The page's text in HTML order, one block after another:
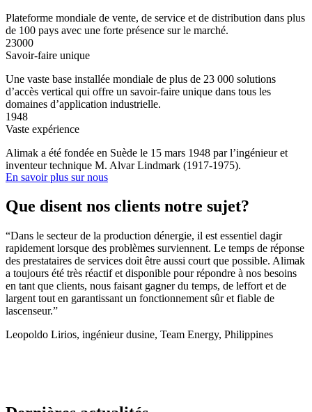
Plateforme mondiale de vente, de service et de distribution dans plus
de 100 pays avec une forte présence sur le marché.
23000
Savoir-faire unique
Une vaste base installée mondiale de plus de 23 000 solutions
d’accès vertical qui offre un savoir-faire unique dans tous les
domaines d’application industrielle.
1948
Vaste expérience
Alimak a été fondée en Suède le 15 mars 1948 par l’ingénieur et
inventeur technique M. Alvar Lindmark (1917-1975).
En savoir plus sur nous
Que disent nos clients notre sujet?
“Dans le secteur de la production dénergie, il est essentiel dagir
rapidement lorsque des problèmes surviennent. Le temps de réponse
des prestataires de services doit être aussi court que possible. Alimak
a toujours été très réactif et disponible pour répondre à nos besoins
en tant que clients, nous faisant gagner du temps, de leffort et de
largent tout en garantissant un fonctionnement sûr et fiable de
lascenseur.”
Leopoldo Lirios, ingénieur dusine, Team Energy, Philippines